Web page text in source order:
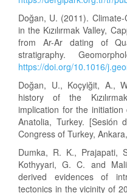
Doğan, U. (2011).
in the Kızılırmak Valley,
from Ar-Ar dating of
stratigraphy.
https://doi.org/10.1016/
Doğan, U., Koçyiğit, A.,
history of the
implication for the
Anatolia, Turkey. [Sesión
Congress of Turkey,
Dumka, R. K., Prajapati,
Kothyyari, G. C. and
derived evidences of
tectonics in the vicinity of